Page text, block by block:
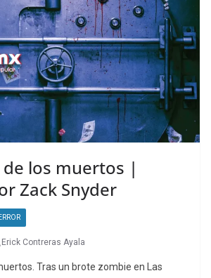
de los muertos |
Zack Snyder
Erick Contreras Ayala
Tras un brote zombie en Las